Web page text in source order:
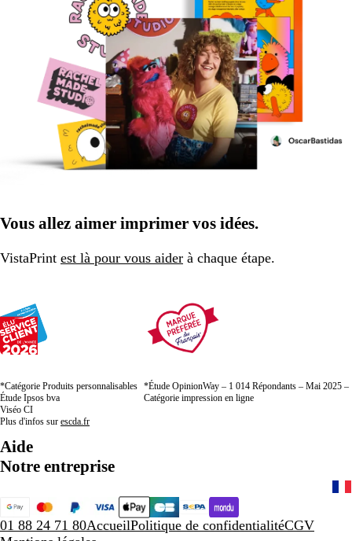
Vous allez aimer imprimer vos idées.
VistaPrint est là pour vous aider à chaque étape.
*Catégorie Produits personnalisables
Étude Ipsos bva
Viséo CI
Plus d'infos sur escda.fr
*Étude OpinionWay – 1 014 Répondants – Mai 2025 –
Catégorie impression en ligne
Aide
Notre entreprise
01 88 24 71 80AccueilPolitique de confidentialitéCGV